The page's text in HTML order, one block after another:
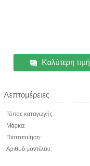
Καλύτερη τιμή
Λεπτομέρειες
Τόπος καταγωγής:
Μάρκα:
Πιστοποίηση:
Αριθμό μοντέλου: